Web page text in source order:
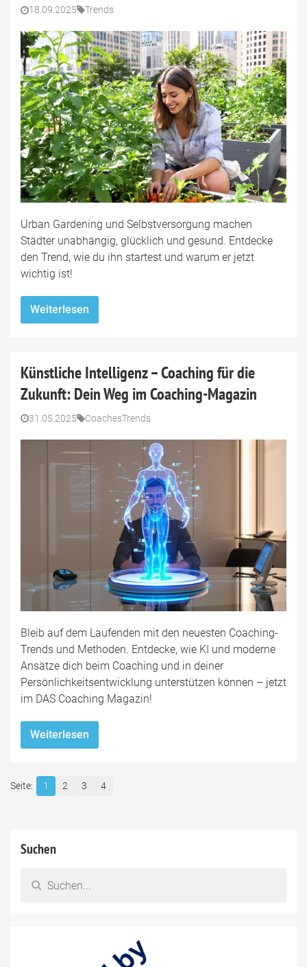
18.09.2025 Trends
Urban Gardening und Selbstversorgung machen
Städter unabhängig, glücklich und gesund. Entdecke
den Trend, wie du ihn startest und warum er jetzt
wichtig ist!
Weiterlesen
Künstliche Intelligenz – Coaching für die
Zukunft: Dein Weg im Coaching-Magazin
31.05.2025 CoachesTrends
Bleib auf dem Laufenden mit den neuesten Coaching-
Trends und Methoden. Entdecke, wie KI und moderne
Ansätze dich beim Coaching und in deiner
Persönlichkeitsentwicklung unterstützen können – jetzt
im DAS Coaching Magazin!
Weiterlesen
1 2 3 4
Suchen